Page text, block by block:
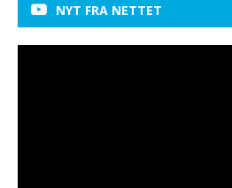
NYT FRA NETTET